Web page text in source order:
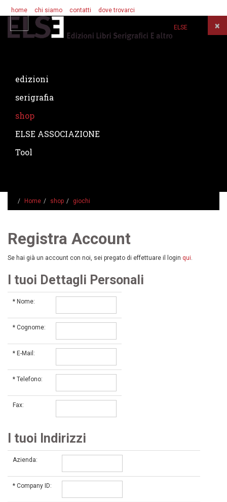
home chi siamo contatti dove trovarci
ELSE ×
edizioni
serigrafia
shop
ELSE ASSOCIAZIONE
Tool
Home shop giochi
Registra Account
Se hai già un account con noi, sei pregato di effettuare il login qui.
I tuoi Dettagli Personali
* Nome:
* Cognome:
* E-Mail:
* Telefono:
Fax:
I tuoi Indirizzi
Azienda:
* Company ID: